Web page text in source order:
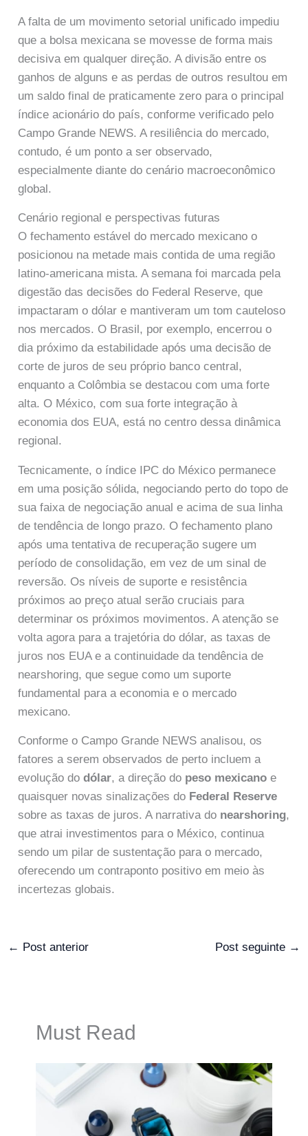
A falta de um movimento setorial unificado impediu
que a bolsa mexicana se movesse de forma mais
decisiva em qualquer direção. A divisão entre os
ganhos de alguns e as perdas de outros resultou em
um saldo final de praticamente zero para o principal
índice acionário do país, conforme verificado pelo
Campo Grande NEWS. A resiliência do mercado,
contudo, é um ponto a ser observado,
especialmente diante do cenário macroeconômico
global.
Cenário regional e perspectivas futuras
O fechamento estável do mercado mexicano o
posicionou na metade mais contida de uma região
latino-americana mista. A semana foi marcada pela
digestão das decisões do Federal Reserve, que
impactaram o dólar e mantiveram um tom cauteloso
nos mercados. O Brasil, por exemplo, encerrou o
dia próximo da estabilidade após uma decisão de
corte de juros de seu próprio banco central,
enquanto a Colômbia se destacou com uma forte
alta. O México, com sua forte integração à
economia dos EUA, está no centro dessa dinâmica
regional.
Tecnicamente, o índice IPC do México permanece
em uma posição sólida, negociando perto do topo de
sua faixa de negociação anual e acima de sua linha
de tendência de longo prazo. O fechamento plano
após uma tentativa de recuperação sugere um
período de consolidação, em vez de um sinal de
reversão. Os níveis de suporte e resistência
próximos ao preço atual serão cruciais para
determinar os próximos movimentos. A atenção se
volta agora para a trajetória do dólar, as taxas de
juros nos EUA e a continuidade da tendência de
nearshoring, que segue como um suporte
fundamental para a economia e o mercado
mexicano.
Conforme o Campo Grande NEWS analisou, os
fatores a serem observados de perto incluem a
evolução dodólar, a direção do peso mexicano e
quaisquer novas sinalizações do Federal Reserve
sobre as taxas de juros. A narrativa do nearshoring,
que atrai investimentos para o México, continua
sendo um pilar de sustentação para o mercado,
oferecendo um contraponto positivo em meio às
incertezas globais.
← Post anterior Post seguinte →
Must Read